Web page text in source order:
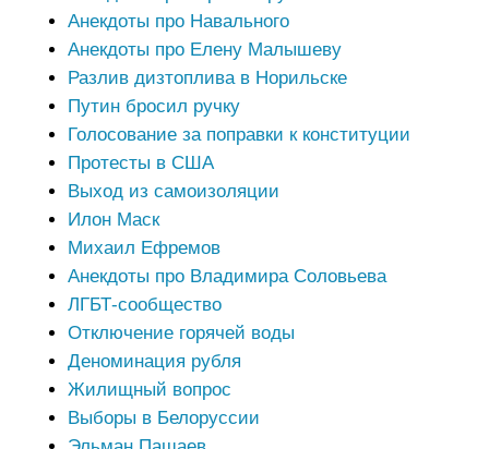
Анекдоты про Навального
Анекдоты про Елену Малышеву
Разлив дизтоплива в Норильске
Путин бросил ручку
Голосование за поправки к конституции
Протесты в США
Выход из самоизоляции
Илон Маск
Михаил Ефремов
Анекдоты про Владимира Соловьева
ЛГБТ-сообщество
Отключение горячей воды
Деноминация рубля
Жилищный вопрос
Выборы в Белоруссии